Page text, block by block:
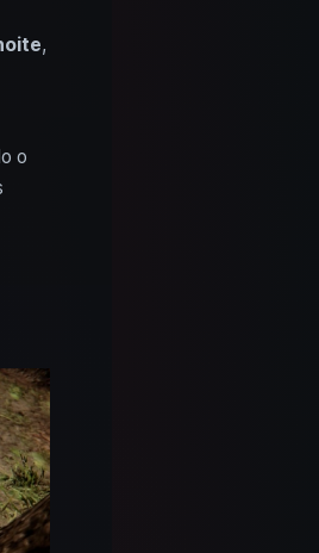
,
o